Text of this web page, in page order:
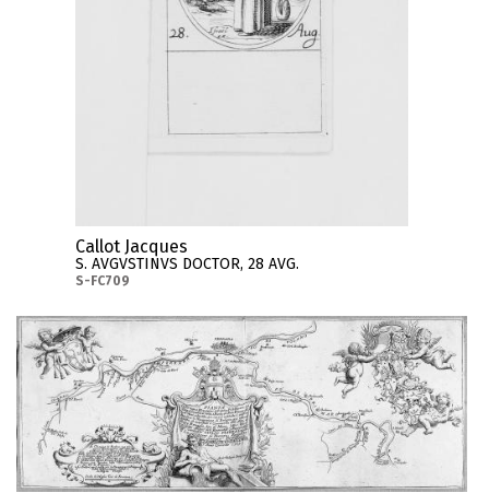
Callot Jacques
S. AVGVSTINVS DOCTOR, 28 AVG.
S-FC709